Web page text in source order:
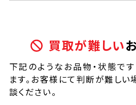
買取が難しい
下記のようなお品物・状態で
ます。お客様にて判断が難しい
談ください。